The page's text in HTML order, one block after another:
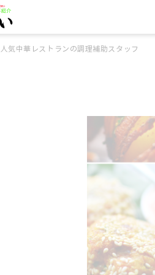
人気中華レストランの調理補助スタッフ